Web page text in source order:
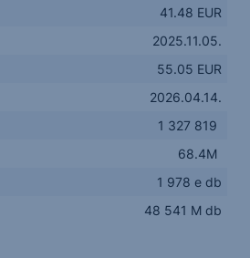
41.48 EUR
2025.11.05.
55.05 EUR
2026.04.14.
1 327 819
68.4M
1 978 e db
48 541 M db